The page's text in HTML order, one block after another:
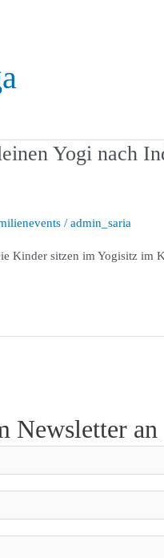
Yogi nach
/ admin_saria
Kinder sitzen im Yogisitz
Newsletter an